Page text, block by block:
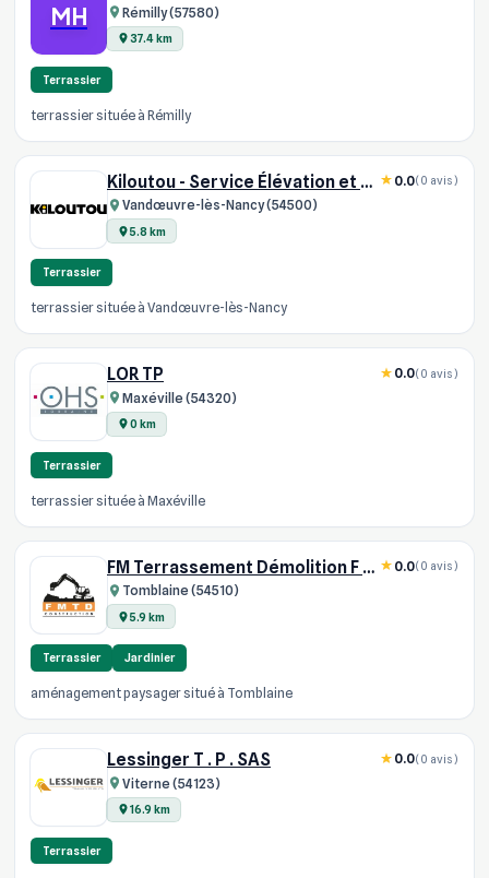
MH Rémilly (57580)
37.4 km
Terrassier
terrassier située à Rémilly
Kiloutou - Service Élévation et Terrassement Vandœuvre
Vandœuvre-lès-Nancy (54500)
5.8 km
0.0(0 avis)
Terrassier
terrassier située à Vandœuvre-lès-Nancy
LOR TP
Maxéville (54320)
0 km
0.0(0 avis)
Terrassier
terrassier située à Maxéville
FM Terrassement Démolition F M T D
Tomblaine (54510)
5.9 km
0.0(0 avis)
Terrassier Jardinier
aménagement paysager situé à Tomblaine
Lessinger T . P . SAS
Viterne (54123)
16.9 km
0.0(0 avis)
Terrassier